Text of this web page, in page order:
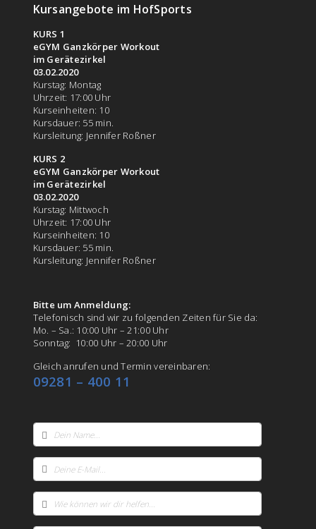
Kursangebote im HofSports
KURS 1
eGYM Ganzkörper Workout
im Gerätezirkel
03.02.2020
Kurstag: Montag
Uhrzeit: 17:00 Uhr
Kurseinheiten: 10
Kursdauer: 55 min.
Kursleitung: Jennifer Roßner
KURS 2
eGYM Ganzkörper Workout
im Gerätezirkel
03.02.2020
Kurstag: Mittwoch
Uhrzeit: 17:00 Uhr
Kurseinheiten: 10
Kursdauer: 55 min.
Kursleitung: Jennifer Roßner
Bitte um Anmeldung:
Telefonisch sind wir zu folgenden Zeiten für Sie da:
Mo. – Sa.: 10:00 Uhr – 21:00 Uhr
Sonntag: 10:00 Uhr – 20:00 Uhr
Gleich anrufen und Termin vereinbaren:
09281 – 400 11